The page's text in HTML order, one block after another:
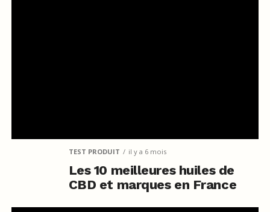
TEST PRODUIT il y a 6 mois
Les 10 meilleures huiles de
CBD et marques en France